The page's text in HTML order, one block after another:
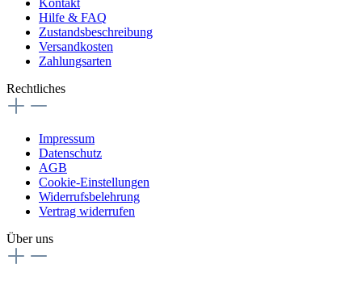
Kontakt
Hilfe & FAQ
Zustandsbeschreibung
Versandkosten
Zahlungsarten
Rechtliches
Impressum
Datenschutz
AGB
Cookie-Einstellungen
Widerrufsbelehrung
Vertrag widerrufen
Über uns